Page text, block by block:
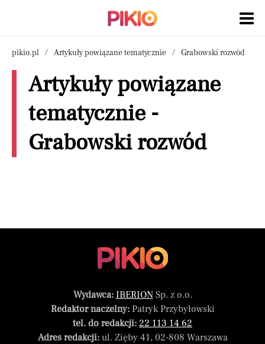
pikio.pl Artykuły powiązane tematycznie Grabowski rozwód
Artykuły powiązane
tematycznie -
Grabowski rozwód
Wydawca: IBERIONSp. z o.o.
Redaktor naczelny:Patryk Przybyłowski
tel. do redakcji: 22 113 14 62
Adres redakcji:ul. Zięby 41, 02-808 Warszawa